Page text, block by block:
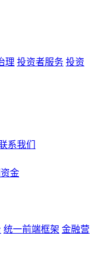
理 投资者服务 投资
系我们
金
统一前端框架 金融营